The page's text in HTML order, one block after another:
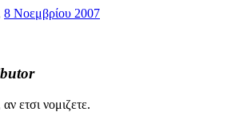
8 Νοεμβρίου 2007
αν ετσι νομιζετε.